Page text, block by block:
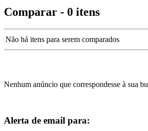
Comparar - 0 itens
Não há itens para serem comparados
Nenhum anúncio que correspondesse à sua
Alerta de email para: